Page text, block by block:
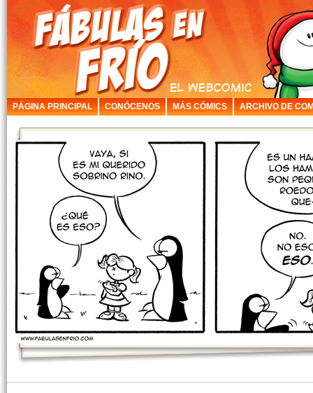
PÁGINA PRINCIPAL CONÓCENOS MÁS CÓMICS ARCHIVO DE